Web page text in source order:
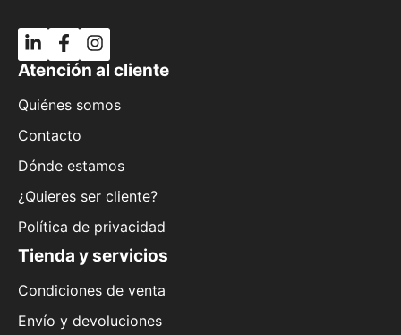
Atención al cliente
Quiénes somos
Contacto
Dónde estamos
¿Quieres ser cliente?
Política de privacidad
Tienda y servicios
Condiciones de venta
Envío y devoluciones